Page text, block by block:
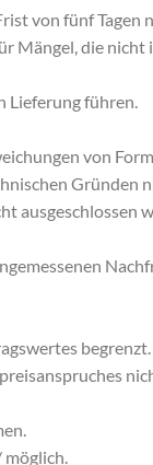
von fünf Tagen
die
Lieferung führen.
von